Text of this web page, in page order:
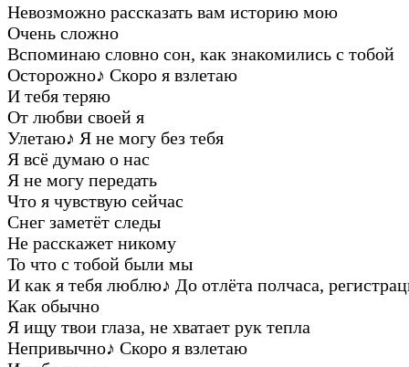
Невозможно рассказать вам историю мою
Очень сложно
Вспоминаю словно сон, как знакомились с тобой
Осторожно♪ Скоро я взлетаю
И тебя теряю
От любви своей я
Улетаю♪ Я не могу без тебя
Я всё думаю о нас
Я не могу передать
Что я чувствую сейчас
Снег заметёт следы
Не расскажет никому
То что с тобой были мы
И как я тебя люблю♪ До отлёта полчаса,
Как обычно
Я ищу твои глаза, не хватает рук тепла
Непривычно♪ Скоро я взлетаю